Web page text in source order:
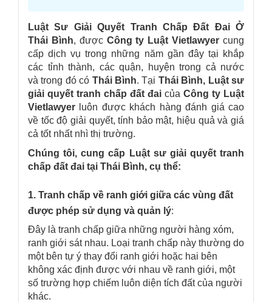
Luật Sư Giải Quyết Tranh Chấp Đất Đai Ở
Thái Bình, được Công ty LuậtVietlawyercung
cấp dịch vụ trong những năm gần đây tại khắp
các tỉnh thành, các quận, huyện trong cả nước
và trong đó có Thái Bình. Tại Thái Bình, Luật sư
giải quyết tranh chấp đất đai của Công ty Luật
Vietlawyer
luôn được khách hàng đánh giá cao
về tốc độ giải quyết, tính bảo mật, hiệu quả và giá
cả tốt nhất nhì thị trường.
Chúng tôi, cung cấp Luật sư giải quyết tranh
chấp đất đai tại Thái Bình, cụ thể:
1. Tranh chấp về ranh giới giữa các vùng đất
được phép sử dụng và quản lý:
Đây là tranh chấp giữa những người hàng xóm,
ranh giới sát nhau. Loại tranh chấp này thường do
một bên tự ý thay đổi ranh giới hoặc hai bên
không xác định được với nhau về ranh giới, một
số trường hợp chiếm luôn diện tích đất của người
khác.